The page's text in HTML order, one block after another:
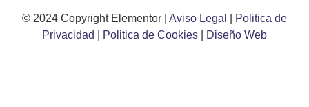
© 2024 Copyright Elementor | Aviso Legal
Politica de
Privacidad
Politica de Cookies Diseño Web